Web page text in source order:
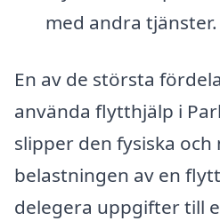
med andra tjänster.
En av de största
använda flytthjälp i
slipper den fysiska och
belastningen av en
delegera uppgifter till